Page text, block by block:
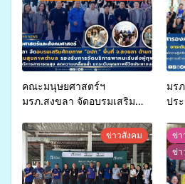
คณะมนุษยศาสตร์ฯ
มรภ.สงขลา จัดอบรมเสริม
จ่ายงบกองทุนสุขภาพตำบล
รองรับการจัดบริการพาหนะรับ
ส่งผู้ทุพพลภาพเพื่อเข้ารับ
บริการสาธารณสุข ลดความ
มร
ปร
ข่า
วา
สู่ก
มห
ข่าวสังคม ข่า
ข่า